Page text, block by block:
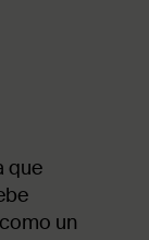
que
un